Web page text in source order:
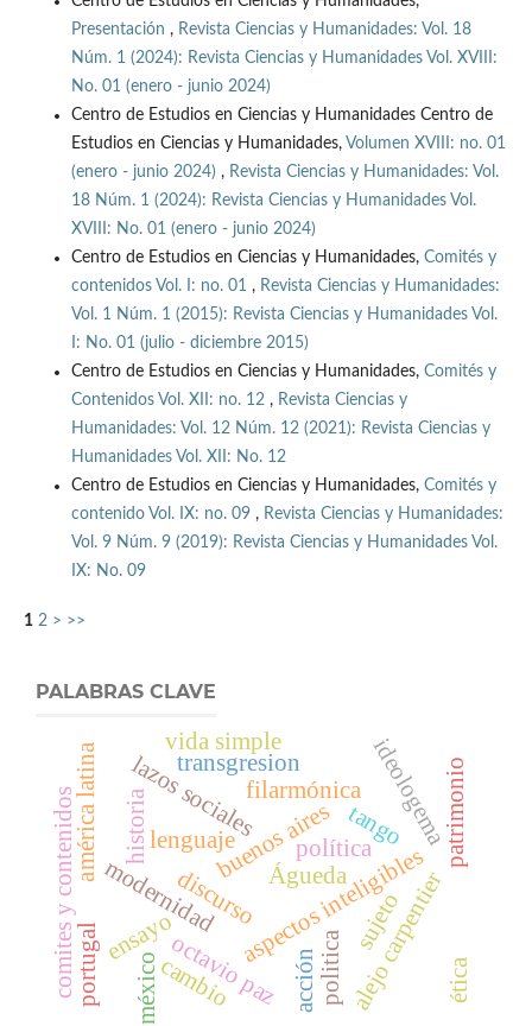
Presentación , Revista Ciencias y Humanidades: Vol. 18
Núm. 1 (2024): Revista Ciencias y Humanidades Vol. XVIII:
No. 01 (enero - junio 2024)
Centro de Estudios en Ciencias y Humanidades Centro de
Estudios en Ciencias y Humanidades, Volumen XVIII: no. 01
(enero - junio 2024) , Revista Ciencias y Humanidades: Vol.
18 Núm. 1 (2024): Revista Ciencias y Humanidades Vol.
XVIII: No. 01 (enero - junio 2024)
Centro de Estudios en Ciencias y Humanidades, Comités y
contenidos Vol. I: no. 01 , Revista Ciencias y Humanidades:
Vol. 1 Núm. 1 (2015): Revista Ciencias y Humanidades Vol.
I: No. 01 (julio - diciembre 2015)
Centro de Estudios en Ciencias y Humanidades, Comités y
Contenidos Vol. XII: no. 12 , Revista Ciencias y
Humanidades: Vol. 12 Núm. 12 (2021): Revista Ciencias y
Humanidades Vol. XII: No. 12
Centro de Estudios en Ciencias y Humanidades, Comités y
contenido Vol. IX: no. 09 , Revista Ciencias y Humanidades:
Vol. 9 Núm. 9 (2019): Revista Ciencias y Humanidades Vol.
IX: No. 09
1 2 > >>
PALABRAS CLAVE
tango
aspectos inteligibles
buenos aires
lazos sociales
modernidad sujeto
lenguaje
discurso
américa latina ideologema
ensayo alejo carpentier
octavio paz
filarmónica
Águeda
portugal
comites y contenidos
transgresion
méxico
historia
vida simple
politica
acción
cambio ética
política patrimonio